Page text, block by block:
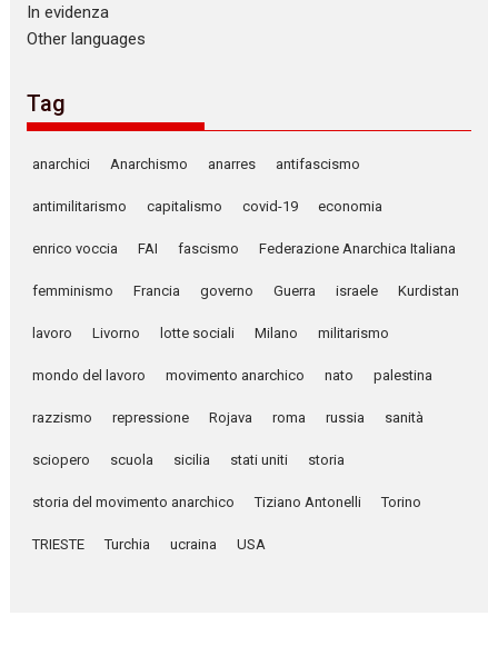
In evidenza
Other languages
Tag
anarchici Anarchismo anarres antifascismo
antimilitarismo capitalismo covid-19 economia
enrico voccia FAI fascismo Federazione Anarchica Italiana
femminismo Francia governo Guerra israele Kurdistan
lavoro Livorno lotte sociali Milano militarismo
mondo del lavoro movimento anarchico nato palestina
razzismo repressione Rojava roma russia sanità
sciopero scuola sicilia stati uniti storia
storia del movimento anarchico Tiziano Antonelli Torino
TRIESTE Turchia ucraina USA